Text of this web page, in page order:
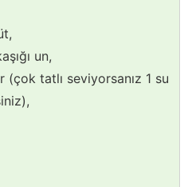
un,
(çok tatlı seviyorsanız 1 su